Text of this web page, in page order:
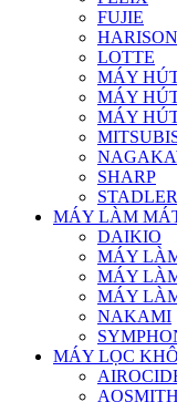
FUJIE
HARISON
LOTTE
MÁY
MÁY
MÁY
SHARP
MÁY LÀM
DAIKIO
MÁY
MÁY
MÁY
NAKAMI
MÁY LỌC
AOSMITH